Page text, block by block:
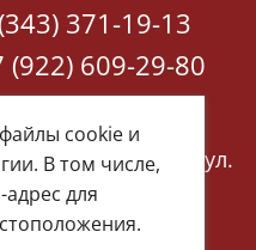
371-19-13
(922) 609-29-80
2
Екатеринбург, ул.
76
cookie и
В том числе,
для